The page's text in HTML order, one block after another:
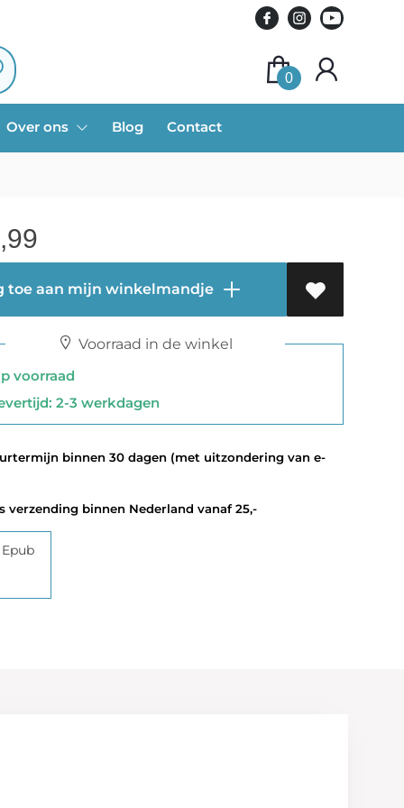
0
Over ons Blog Contact
toe aan mijn winkelmandje
Voorraad in de winkel
voorraad
2-3 werkdagen
binnen 30 dagen (met uitzondering van e-
binnen Nederland vanaf 25,-